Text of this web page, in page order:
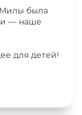
была
— наше
для детей!